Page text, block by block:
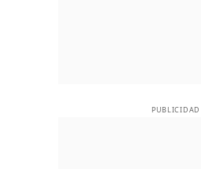
PUBLICIDAD